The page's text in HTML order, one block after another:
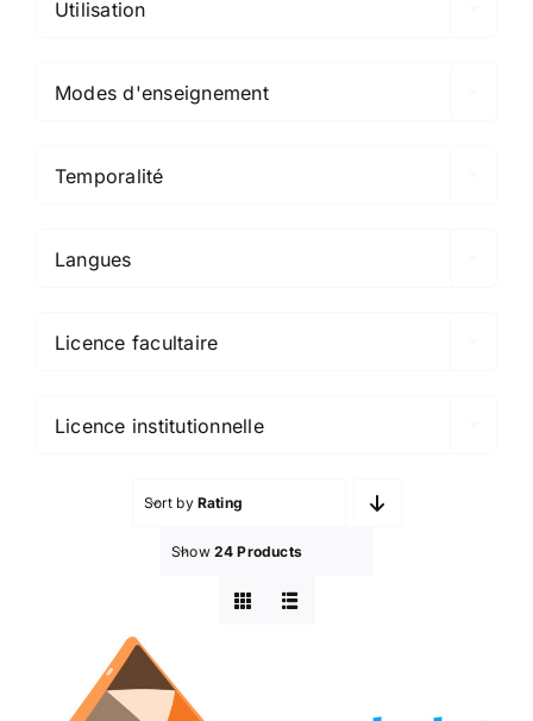
Utilisation
Modes d'enseignement
Temporalité
Langues
Licence facultaire
Licence institutionnelle
Sort by Rating
Show 24 Products